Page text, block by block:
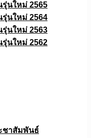
นใหม่ 2565
นใหม่ 2564
นใหม่ 2563
นใหม่ 2562
ชาสัมพันธ์